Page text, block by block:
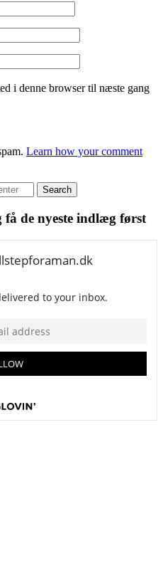
i denne browser til næste gang
Learn how your comment
Search
få de nyeste indlæg først